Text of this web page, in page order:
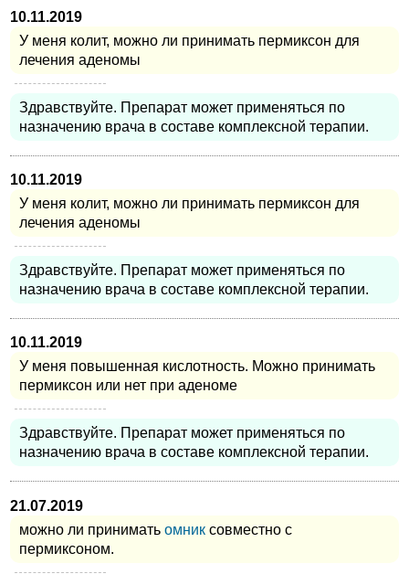
10.11.2019
У меня колит, можно ли принимать пермиксон для
лечения аденомы
Здравствуйте. Препарат может применяться по
назначению врача в составе комплексной терапии.
10.11.2019
У меня колит, можно ли принимать пермиксон для
лечения аденомы
Здравствуйте. Препарат может применяться по
назначению врача в составе комплексной терапии.
10.11.2019
У меня повышенная кислотность. Можно принимать
пермиксон или нет при аденоме
Здравствуйте. Препарат может применяться по
назначению врача в составе комплексной терапии.
21.07.2019
можно ли принимать омник совместно с
пермиксоном.